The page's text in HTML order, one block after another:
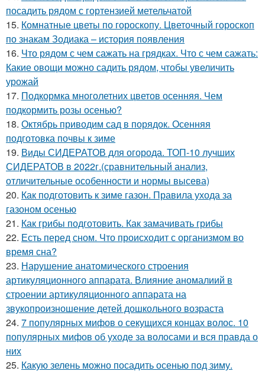
посадить рядом с гортензией метельчатой
15. Комнатные цветы по гороскопу. Цветочный гороскоп
по знакам Зодиака – история появления
16. Что рядом с чем сажать на грядках. Что с чем сажать:
Какие овощи можно садить рядом, чтобы увеличить
урожай
17. Подкормка многолетних цветов осенняя. Чем
подкормить розы осенью?
18. Октябрь приводим сад в порядок. Осенняя
подготовка почвы к зиме
19. Виды СИДЕРАТОВ для огорода. ТОП-10 лучших
СИДЕРАТОВ в 2022г.(сравнительный анализ,
отличительные особенности и нормы высева)
20. Как подготовить к зиме газон. Правила ухода за
газоном осенью
21. Как грибы подготовить. Как замачивать грибы
22. Есть перед сном. Что происходит с организмом во
время сна?
23. Нарушение анатомического строения
артикуляционного аппарата. Влияние аномалиий в
строении артикуляционного аппарата на
звукопроизношение детей дошкольного возраста
24. 7 популярных мифов о секущихся концах волос. 10
популярных мифов об уходе за волосами и вся правда о
них
25. Какую зелень можно посадить осенью под зиму.